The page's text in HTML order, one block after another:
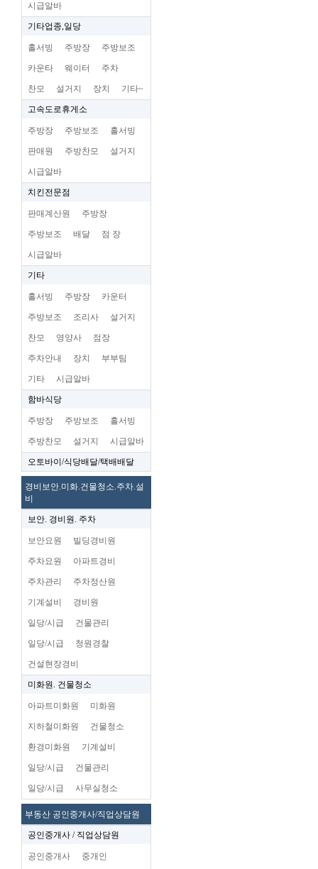
시급알바
기타업종,일당
홀서빙 주방장 주방보조
카운타 웨이터 주차
찬모 설거지 장치 기타~
고속도로휴게소
주방장 주방보조 홀서빙
판매원 주방찬모 설거지
시급알바
치킨전문점
판매계산원 주방장
주방보조 배달 점 장
시급알바
기타
홀서빙 주방장 카운터
주방보조 조리사 설거지
찬모 영양사 점장
주차안내 장치 부부팀
기타 시급알바
함바식당
주방장 주방보조 홀서빙
주방찬모 설거지 시급알바
오토바이/식당배달/택배배달
경비보안.미화.건물청소.주차.설
비
보안. 경비원. 주차
보안요원 빌딩경비원
주차요원 아파트경비
주차관리 주차정산원
기계설비 경비원
일당/시급 건물관리
일당/시급 청원경찰
건설현장경비
미화원. 건물청소
아파트미화원 미화원
지하철미화원 건물청소
환경미화원 기계설비
일당/시급 건물관리
일당/시급 사무실청소
부동산 공인중개사/직업상담원
공인중개사 / 직업상담원
공인중개사 중개인